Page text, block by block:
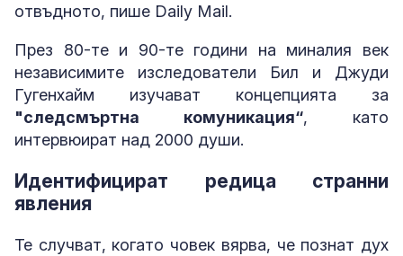
отвъдното, пише Daily Mail.
През 80-те и 90-те години на миналия век
независимите изследователи Бил и Джуди
Гугенхайм изучават концепцията за
"следсмъртна комуникация“, като
интервюират над 2000 души.
Идентифицират редица странни
явления
Те случват, когато човек вярва, че познат дух